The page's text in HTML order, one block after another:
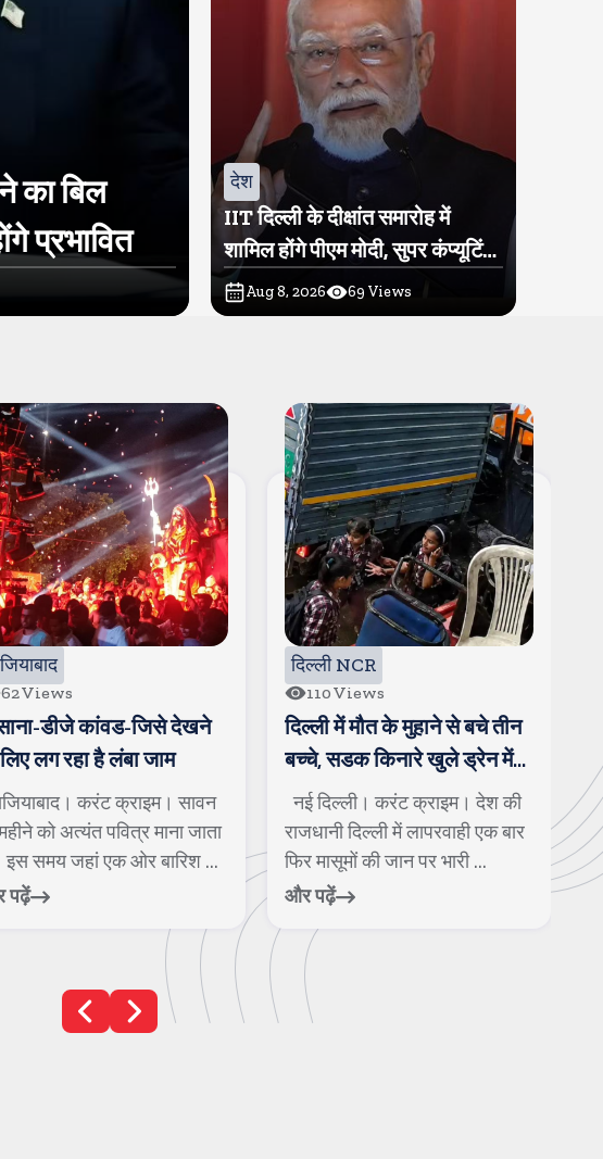
का बिल
प्रभावित
देश
IIT दिल्ली के दीक्षांत समारोह में
शामिल होंगे पीएम मोदी, सुपर कंप्यूटिंग
सुविधा परम प्रज्ञा का होगा शुभारंभ
Aug 8, 2026 69 Views
देखने
सावन
जाता
...
दिल्ली में मौत के मुहाने से बचे तीन
बच्चे, सडक किनारे खुले ड्रेन में
जा गिरे
नई दिल्ली। करंट क्राइम। देश की
राजधानी दिल्ली में लापरवाही एक बार
फिर मासूमों की जान पर भारी ...
दिल्ली में भरभराकर
कई गाडियां दबीं, बाल-
बुजुर्ग की जान
नई दिल्ली। करंट
दिल्ली में लगातार हो रही
पुरानी और जर्जर इमारतें ...